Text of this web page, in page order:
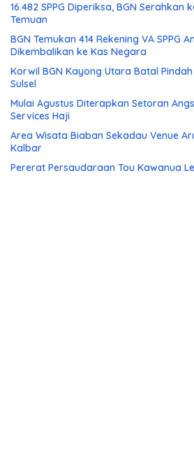
16.482 SPPG Diperiksa, BGN Serahkan
Temuan
BGN Temukan 414 Rekening VA SPPG
Dikembalikan ke Kas Negara
Korwil BGN Kayong Utara Batal
Sulsel
Mulai Agustus Diterapkan Setoran
Services Haji
Area Wisata Biaban Sekadau Venue
Kalbar
Pererat Persaudaraan Tou Kawanua